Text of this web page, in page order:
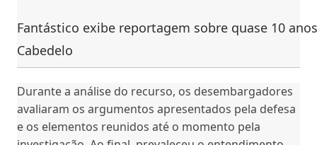
Fantástico exibe reportagem sobre quase 10
Cabedelo
Durante a análise do recurso, os desembargadores
avaliaram os argumentos apresentados pela defesa
e os elementos reunidos até o momento pela